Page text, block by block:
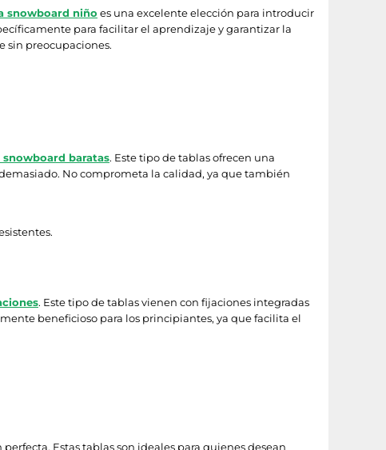
snowboard niño es una excelente elección para introducir
para facilitar el aprendizaje y garantizar la
sin preocupaciones.
snowboard baratas. Este tipo de tablas ofrecen una
No comprometa la calidad, ya que también
. Este tipo de tablas vienen con fijaciones integradas
beneficioso para los principiantes, ya que facilita el
perfecta. Estas tablas son ideales para quienes desean